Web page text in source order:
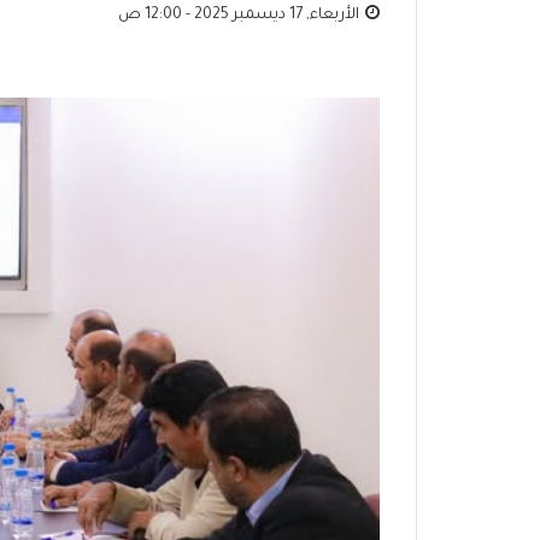
الأربعاء, 17 ديسمبر 2025 - 12:00 ص